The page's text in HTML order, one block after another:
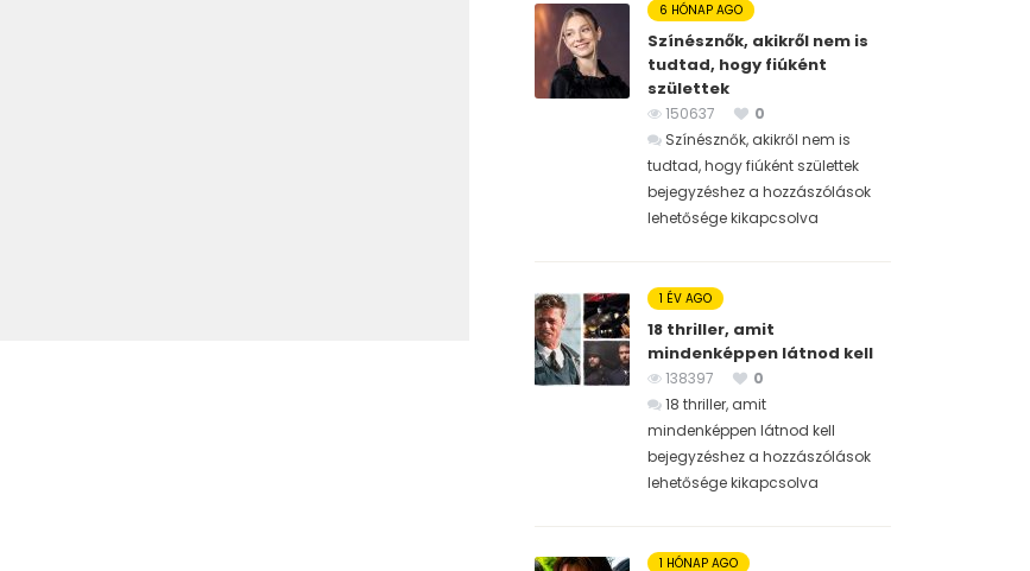
6 HÓNAP AGO
Színésznők, akikről nem is
tudtad, hogy fiúként
születtek
150637
0
Színésznők, akikről nem is
tudtad, hogy fiúként születtek
bejegyzéshez a hozzászólások
lehetősége kikapcsolva
1 ÉV AGO
18 thriller, amit
mindenképpen látnod kell
138397
0
18 thriller, amit
mindenképpen látnod kell
bejegyzéshez a hozzászólások
lehetősége kikapcsolva
1 HÓNAP AGO